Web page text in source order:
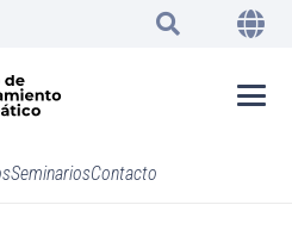
SeminariosContacto